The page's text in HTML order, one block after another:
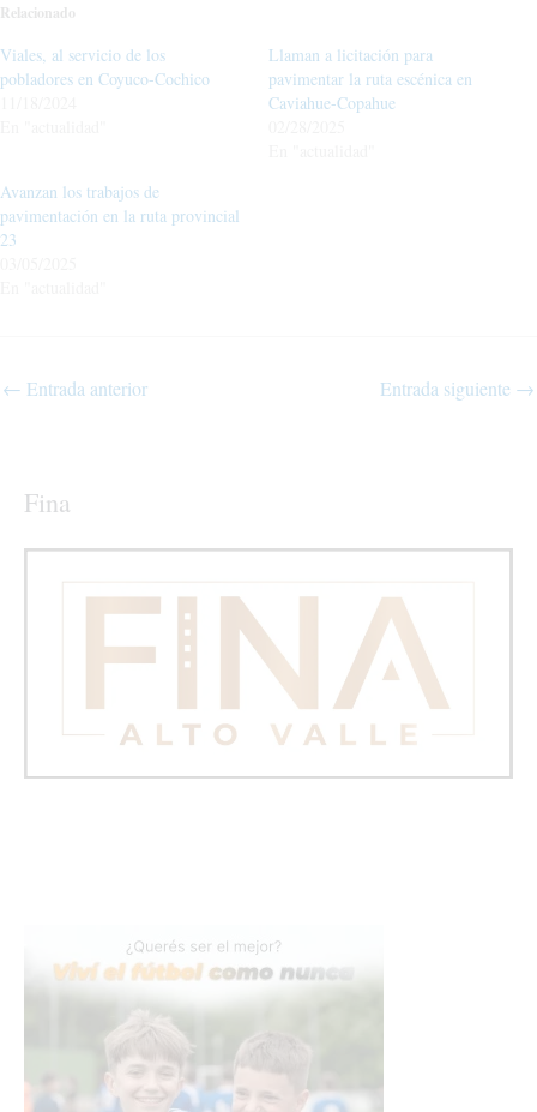
Relacionado
Viales, al servicio de los
pobladores en Coyuco-Cochico
Llaman a licitación para
pavimentar la ruta escénica en
Caviahue-Copahue
Avanzan los trabajos de
pavimentación en la ruta provincial
23
← Entrada anterior Entrada siguiente →
Fina